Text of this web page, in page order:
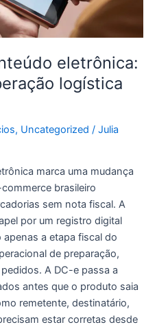
eletrônica:
logística
, Uncategorized / Julia
marca uma mudança
brasileiro
sem nota fiscal. A
por um registro digital
apenas a etapa fiscal do
de preparação,
A DC-e passa a
antes que o produto saia
remetente, destinatário,
estar corretas desde